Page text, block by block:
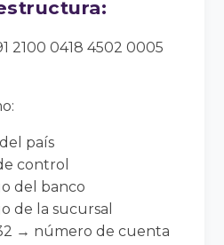
2100 0418 4502 0005
país
control
del banco
de la sucursal
→ número de cuenta